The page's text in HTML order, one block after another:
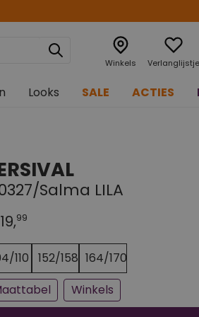
Winkels Verlanglijstje
Looks SALE ACTIES
Salma LILA
99
paar stuks op voorraad
uitverkocht
110 152/158 164/170
Winkels